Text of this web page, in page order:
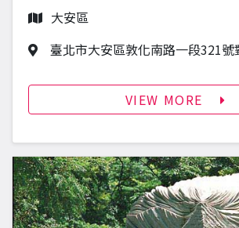
行政區
大安區
作品地址
臺北市大安區敦化南路一段321號
VIEW MORE